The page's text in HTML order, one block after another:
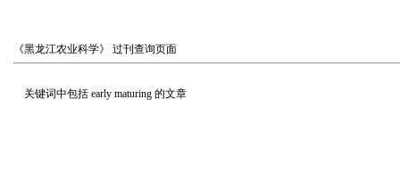
《黑龙江农业科学》 过刊查询页面
关键词中包括 early maturing 的文章